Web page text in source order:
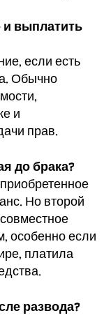
и выплатить
если есть
Обычно
и
прав.
до брака?
Но второй
особенно если
платила
развода?